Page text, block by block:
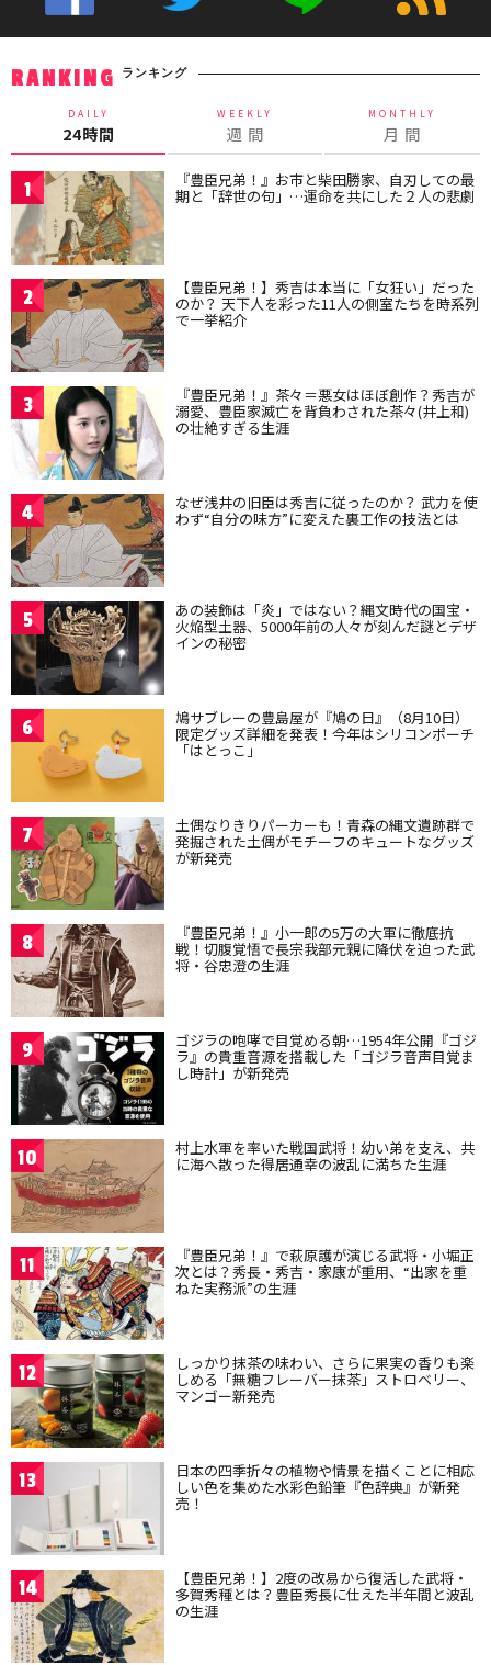
RANKING ランキング
DAILY
24時間
WEEKLY
週 間
MONTHLY
月 間
1 『豊臣兄弟！』お市と柴田勝家、自刃しての最
期と「辞世の句」…運命を共にした２人の悲劇
2 【豊臣兄弟！】秀吉は本当に「女狂い」だった
のか？ 天下人を彩った11人の側室たちを時系列
で一挙紹介
3 『豊臣兄弟！』茶々＝悪女はほぼ創作？秀吉が
溺愛、豊臣家滅亡を背負わされた茶々(井上和)
の壮絶すぎる生涯
4 なぜ浅井の旧臣は秀吉に従ったのか？ 武力を使
わず“自分の味方”に変えた裏工作の技法とは
5 あの装飾は「炎」ではない？縄文時代の国宝・
火焔型土器、5000年前の人々が刻んだ謎とデザ
インの秘密
6 鳩サブレーの豊島屋が『鳩の日』（8月10日）
限定グッズ詳細を発表！今年はシリコンポーチ
「はとっこ」
7 土偶なりきりパーカーも！青森の縄文遺跡群で
発掘された土偶がモチーフのキュートなグッズ
が新発売
8 『豊臣兄弟！』小一郎の5万の大軍に徹底抗
戦！切腹覚悟で長宗我部元親に降伏を迫った武
将・谷忠澄の生涯
9 ゴジラの咆哮で目覚める朝…1954年公開『ゴジ
ラ』の貴重音源を搭載した「ゴジラ音声目覚ま
し時計」が新発売
10 村上水軍を率いた戦国武将！幼い弟を支え、共
に海へ散った得居通幸の波乱に満ちた生涯
11 『豊臣兄弟！』で萩原護が演じる武将・小堀正
次とは？秀長・秀吉・家康が重用、“出家を重
ねた実務派”の生涯
12 しっかり抹茶の味わい、さらに果実の香りも楽
しめる「無糖フレーバー抹茶」ストロベリー、
マンゴー新発売
13 日本の四季折々の植物や情景を描くことに相応
しい色を集めた水彩色鉛筆『色辞典』が新発
売！
14 【豊臣兄弟！】2度の改易から復活した武将・
多賀秀種とは？豊臣秀長に仕えた半年間と波乱
の生涯